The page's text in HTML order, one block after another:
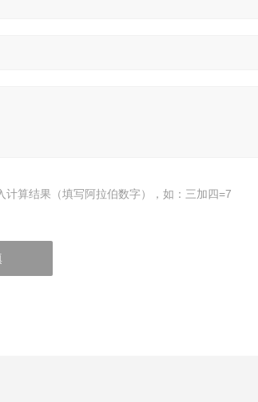
计算结果（填写阿拉伯数字），如：三加四=7